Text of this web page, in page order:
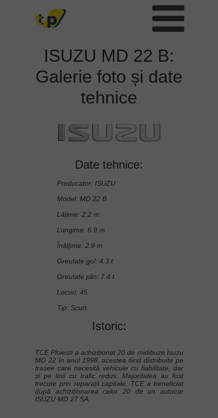
Istoric:
TCE Ploiesti a achiziționat 20 de midibuze Isuzu
MD 22 în anul 1998, acestea fiind distribuite pe
trasee care necesită vehicule cu fiabilitate, dar
și pe linii cu trafic redus. Majoritatea au fost
trecute prin reparații capitale. TCE a beneficiat
după achiziționarea celor 20 de un autocar
ISUZU MD 27 SA.
Date tehnice:
Producator: ISUZU
Model: MD 22 B
Lățime: 2,2 m
Lungime: 6.9 m
Înălțime: 2.9 m
Greutate gol: 4.3 t
Greutate plin: 7.4 t
Locuri: 45
Tip: Scurt
ISUZU MD 22 B:
Galerie foto și date
tehnice